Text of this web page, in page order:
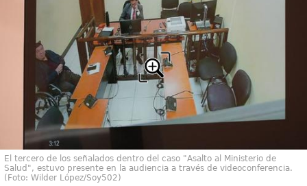
El tercero de los señalados dentro del caso "Asalto al Ministerio de
Salud", estuvo presente en la audiencia a través de videoconferencia.
(Foto: Wilder López/Soy502)